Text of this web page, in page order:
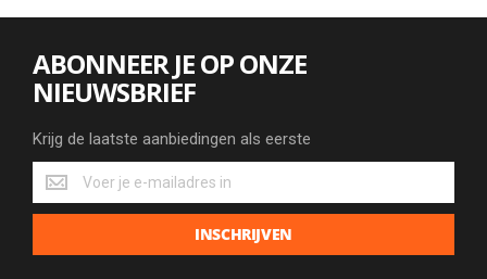
ABONNEER JE OP ONZE
NIEUWSBRIEF
Krijg de laatste aanbiedingen als eerste
Krijg
de
laatste
INSCHRIJVEN